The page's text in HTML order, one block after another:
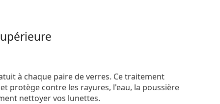
à chaque paire de verres. Ce traitement
protège contre les rayures, l'eau, la poussière
nettoyer vos lunettes.